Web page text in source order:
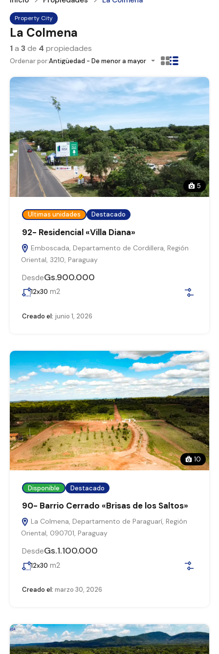
Property City
La Colmena
1a 3de 4 propiedades
Ordenar por:Antigüedad - De menor a mayor
5
Ultimas unidades Destacado
92- Residencial «Villa Diana»
Emboscada, Departamento de Cordillera, Región
Oriental, 3210, Paraguay
DesdeGs.900.000
12x30 m2
Creado el: junio 1, 2026
10
Disponible Destacado
90- Barrio Cerrado «Brisas de los Saltos»
La Colmena, Departamento de Paraguarí, Región
Oriental, 090701, Paraguay
DesdeGs.1.100.000
12x30 m2
Creado el: marzo 30, 2026